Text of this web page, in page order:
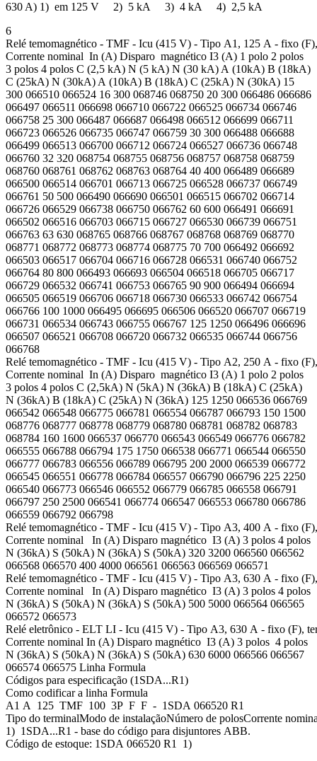
630 A) 1) em 125 V 2) 5 kA 3) 4 kA 4) 2,5 kA
6
Relé temomagnético - TMF - Icu (415 V) - Tipo A1, 125 A - fixo
Corrente nominal In (A) Disparo magnético I3 (A) 1 polo 2 polos
3 polos 4 polos C (2,5 kA) N (5 kA) N (30 kA) A (10kA) B (18kA)
C (25kA) N (30kA) A (10kA) B (18kA) C (25kA) N (30kA) 15
300 066510 066524 16 300 068746 068750 20 300 066486 066686
066497 066511 066698 066710 066722 066525 066734 066746
066758 25 300 066487 066687 066498 066512 066699 066711
066723 066526 066735 066747 066759 30 300 066488 066688
066499 066513 066700 066712 066724 066527 066736 066748
066760 32 320 068754 068755 068756 068757 068758 068759
068760 068761 068762 068763 068764 40 400 066489 066689
066500 066514 066701 066713 066725 066528 066737 066749
066761 50 500 066490 066690 066501 066515 066702 066714
066726 066529 066738 066750 066762 60 600 066491 066691
066502 066516 066703 066715 066727 066530 066739 066751
066763 63 630 068765 068766 068767 068768 068769 068770
068771 068772 068773 068774 068775 70 700 066492 066692
066503 066517 066704 066716 066728 066531 066740 066752
066764 80 800 066493 066693 066504 066518 066705 066717
066729 066532 066741 066753 066765 90 900 066494 066694
066505 066519 066706 066718 066730 066533 066742 066754
066766 100 1000 066495 066695 066506 066520 066707 066719
066731 066534 066743 066755 066767 125 1250 066496 066696
066507 066521 066708 066720 066732 066535 066744 066756
066768
Relé temomagnético - TMF - Icu (415 V) - Tipo A2, 250 A - fixo
Corrente nominal In (A) Disparo magnético I3 (A) 1 polo 2 polos
3 polos 4 polos C (2,5kA) N (5kA) N (36kA) B (18kA) C (25kA)
N (36kA) B (18kA) C (25kA) N (36kA) 125 1250 066536 066769
066542 066548 066775 066781 066554 066787 066793 150 1500
068776 068777 068778 068779 068780 068781 068782 068783
068784 160 1600 066537 066770 066543 066549 066776 066782
066555 066788 066794 175 1750 066538 066771 066544 066550
066777 066783 066556 066789 066795 200 2000 066539 066772
066545 066551 066778 066784 066557 066790 066796 225 2250
066540 066773 066546 066552 066779 066785 066558 066791
066797 250 2500 066541 066774 066547 066553 066780 066786
066559 066792 066798
Relé temomagnético - TMF - Icu (415 V) - Tipo A3, 400 A - fixo
Corrente nominal In (A) Disparo magnético I3 (A) 3 polos 4 polos
N (36kA) S (50kA) N (36kA) S (50kA) 320 3200 066560 066562
066568 066570 400 4000 066561 066563 066569 066571
Relé temomagnético - TMF - Icu (415 V) - Tipo A3, 630 A - fixo
Corrente nominal In (A) Disparo magnético I3 (A) 3 polos 4 polos
N (36kA) S (50kA) N (36kA) S (50kA) 500 5000 066564 066565
066572 066573
Relé eletrônico - ELT LI - Icu (415 V) - Tipo A3, 630 A - fixo (F),
Corrente nominal In (A) Disparo magnético I3 (A) 3 polos 4 polos
N (36kA) S (50kA) N (36kA) S (50kA) 630 6000 066566 066567
066574 066575 Linha Formula
Códigos para especificação (1SDA...R1)
Como codificar a linha Formula
A1 A 125 TMF 100 3P F F - 1SDA 066520 R1
Tipo do terminalModo de instalaçãoNúmero de polosCorrente
1) 1SDA...R1 - base do código para disjuntores ABB.
Código de estoque: 1SDA 066520 R1 1)